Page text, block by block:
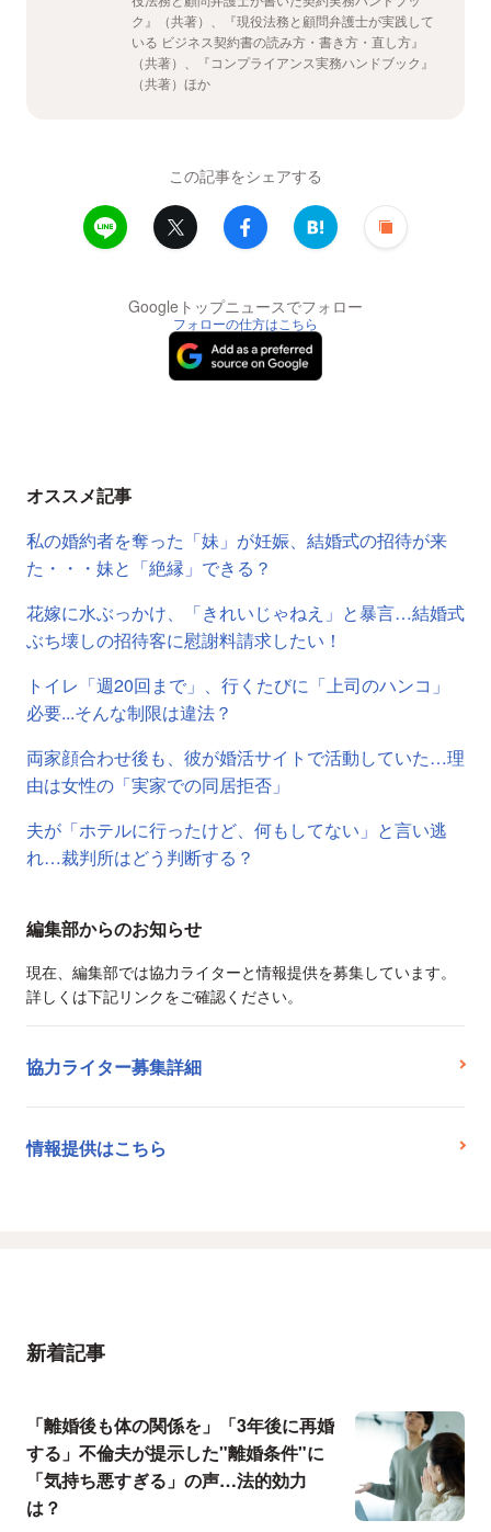
ク』（共著）、『現役法務と顧問弁護士が実践して
いる ビジネス契約書の読み方・書き方・直し方』
（共著）、『コンプライアンス実務ハンドブック』
（共著）ほか
この記事をシェアする
Googleトップニュースでフォロー
フォローの仕方はこちら
オススメ記事
私の婚約者を奪った「妹」が妊娠、結婚式の招待が来
た・・・妹と「絶縁」できる？
花嫁に水ぶっかけ、「きれいじゃねえ」と暴言…結婚式
ぶち壊しの招待客に慰謝料請求したい！
トイレ「週20回まで」、行くたびに「上司のハンコ」
必要...そんな制限は違法？
両家顔合わせ後も、彼が婚活サイトで活動していた…理
由は女性の「実家での同居拒否」
夫が「ホテルに行ったけど、何もしてない」と言い逃
れ…裁判所はどう判断する？
編集部からのお知らせ
現在、編集部では協力ライターと情報提供を募集しています。
詳しくは下記リンクをご確認ください。
協力ライター募集詳細
情報提供はこちら
新着記事
「離婚後も体の関係を」「3年後に再婚
する」不倫夫が提示した"離婚条件"に
「気持ち悪すぎる」の声…法的効力
は？